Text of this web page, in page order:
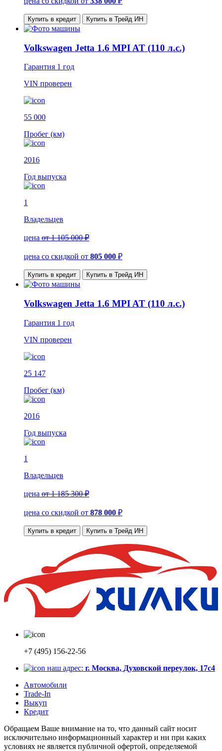
Купить в кредит Купить в Трейд ИН
Volkswagen Jetta 1.6 MPI AT (110 л.с.)
Гарантия 1 год
VIN проверен
55 000
Пробег (км)
2016
Год выпуска
1
Владельцев
цена от 1 105 000 ₽
цена со скидкой от 805 000 ₽
Купить в кредит Купить в Трейд ИН
Volkswagen Jetta 1.6 MPI AT (110 л.с.)
Гарантия 1 год
VIN проверен
25 147
Пробег (км)
2016
Год выпуска
1
Владельцев
цена от 1 185 300 ₽
цена со скидкой от 878 000 ₽
Купить в кредит Купить в Трейд ИН
+7 (495) 156-22-56
наш адрес: г. Москва, Духовской переулок, 17с4
Автомобили
Trade-In
Выкуп
Кредит
Обращаем Ваше внимание на то, что данный сайт носит
исключительно информационный характер и ни при каких
условиях не является публичной офертой, определяемой